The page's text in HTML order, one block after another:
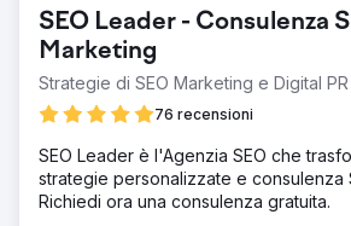
SEO Leader - Consulenza
Marketing
Strategie di SEO Marketing e Digital PR
76 recensioni
SEO Leader è l'Agenzia SEO che
strategie personalizzate e consulenza
Richiedi ora una consulenza gratuita.